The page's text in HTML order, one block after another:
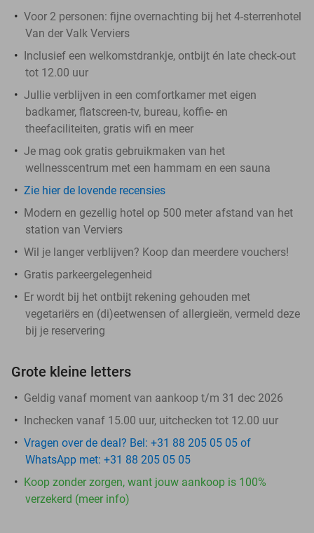
Voor 2 personen: fijne overnachting bij het 4-sterrenhotel
Van der Valk Verviers
Inclusief een welkomstdrankje, ontbijt én late check-out
tot 12.00 uur
Jullie verblijven in een comfortkamer met eigen
badkamer, flatscreen-tv, bureau, koffie- en
theefaciliteiten, gratis wifi en meer
Je mag ook gratis gebruikmaken van het
wellnesscentrum met een hammam en een sauna
Zie hier de lovende recensies
Modern en gezellig hotel op 500 meter afstand van het
station van Verviers
Wil je langer verblijven? Koop dan meerdere vouchers!
Gratis parkeergelegenheid
Er wordt bij het ontbijt rekening gehouden met
vegetariërs en (di)eetwensen of allergieën, vermeld deze
bij je reservering
Grote kleine letters
Geldig vanaf moment van aankoop t/m 31 dec 2026
Inchecken vanaf 15.00 uur, uitchecken tot 12.00 uur
Vragen over de deal? Bel: +31 88 205 05 05 of
WhatsApp met: +31 88 205 05 05
Koop zonder zorgen, want jouw aankoop is 100%
verzekerd (meer info)